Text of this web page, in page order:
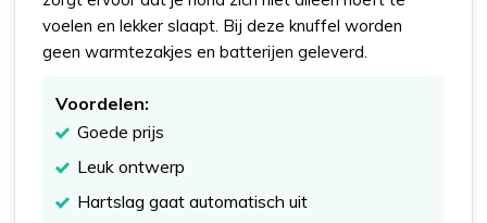
voelen en lekker slaapt. Bij deze knuffel worden
geen warmtezakjes en batterijen geleverd.
Voordelen:
Goede prijs
Leuk ontwerp
Hartslag gaat automatisch uit